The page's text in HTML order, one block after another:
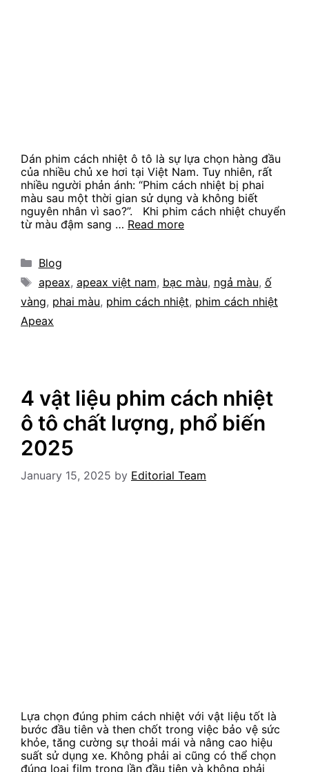
Dán phim cách nhiệt ô tô là sự lựa chọn hàng đầu
của nhiều chủ xe hơi tại Việt Nam. Tuy nhiên, rất
nhiều người phản ánh: “Phim cách nhiệt bị phai
màu sau một thời gian sử dụng và không biết
nguyên nhân vì sao?”. Khi phim cách nhiệt chuyển
từ màu đậm sang … Read more
Categories
Blog
Tags
apeax, apeax việt nam, bạc màu, ngả màu, ố
vàng, phai màu, phim cách nhiệt, phim cách nhiệt
Apeax
4 vật liệu phim cách nhiệt
ô tô chất lượng, phổ biến
2025
January 15, 2025 by Editorial Team
Lựa chọn đúng phim cách nhiệt với vật liệu tốt là
bước đầu tiên và then chốt trong việc bảo vệ sức
khỏe, tăng cường sự thoải mái và nâng cao hiệu
suất sử dụng xe. Không phải ai cũng có thể chọn
đúng loại film trong lần đầu tiên và không phải